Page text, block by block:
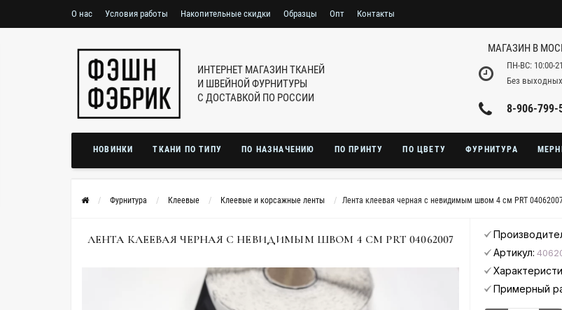
О нас Условия работы Накопительные скидки Образцы Опт Контакты
ИНТЕРНЕТ МАГАЗИН ТКАНЕЙ
И ШВЕЙНОЙ ФУРНИТУРЫ
С ДОСТАВКОЙ ПО РОССИИ
МАГАЗИН В
ПН-ВС: 10:00-
Без выходных
8-906-799-
НОВИНКИ ТКАНИ ПО ТИПУ ПО НАЗНАЧЕНИЮ ПО ПРИНТУ ПО ЦВЕТУ ФУРНИТУРА
Фурнитура Клеевые Клеевые и корсажные ленты Лента клеевая черная с невидимым швом 4 см PRT
ЛЕНТА КЛЕЕВАЯ ЧЕРНАЯ С НЕВИДИМЫМ ШВОМ 4 СМ PRT 04062007
Артикул:
Примерный